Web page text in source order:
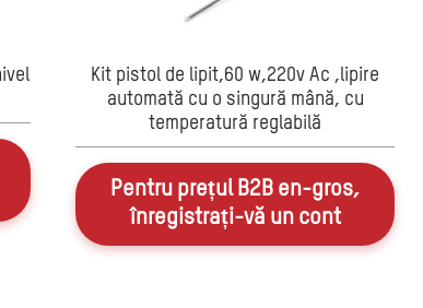
Kit pistol de lipit,60 w,220v Ac ,lipire
automată cu o singură mână, cu
temperatură reglabilă
Pentru prețul B2B en-gros,
înregistrați-vă un cont